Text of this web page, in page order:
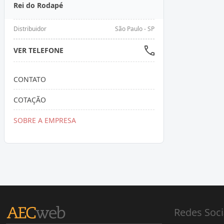
Rei do Rodapé
Distribuidor São Paulo - SP
VER TELEFONE
CONTATO
COTAÇÃO
SOBRE A EMPRESA
Redes